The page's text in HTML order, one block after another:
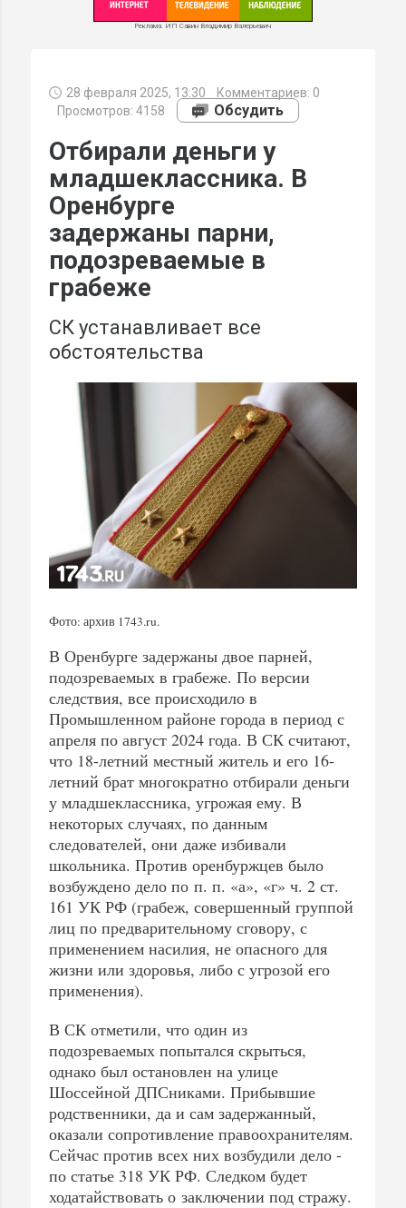
Реклама. ИП Савин Владимир Валерьевич
28 февраля 2025, 13:30 Комментариев: 0
Просмотров: 4158
Обсудить
Отбирали деньги у
младшеклассника. В
Оренбурге
задержаны парни,
подозреваемые в
грабеже
СК устанавливает все
обстоятельства
Фото: архив 1743.ru.
В Оренбурге задержаны двое парней,
подозреваемых в грабеже. По версии
следствия, все происходило в
Промышленном районе города в период с
апреля по август 2024 года. В СК считают,
что 18-летний местный житель и его 16-
летний брат многократно отбирали деньги
у младшеклассника, угрожая ему. В
некоторых случаях, по данным
следователей, они даже избивали
школьника. Против оренбуржцев было
возбуждено дело по п. п. «а», «г» ч. 2 ст.
161 УК РФ (грабеж, совершенный группой
лиц по предварительному сговору, с
применением насилия, не опасного для
жизни или здоровья, либо с угрозой его
применения).
В СК отметили, что один из
подозреваемых попытался скрыться,
однако был остановлен на улице
Шоссейной ДПСниками. Прибывшие
родственники, да и сам задержанный,
оказали сопротивление правоохранителям.
Сейчас против всех них возбудили дело -
по статье 318 УК РФ. Следком будет
ходатайствовать о заключении под стражу.